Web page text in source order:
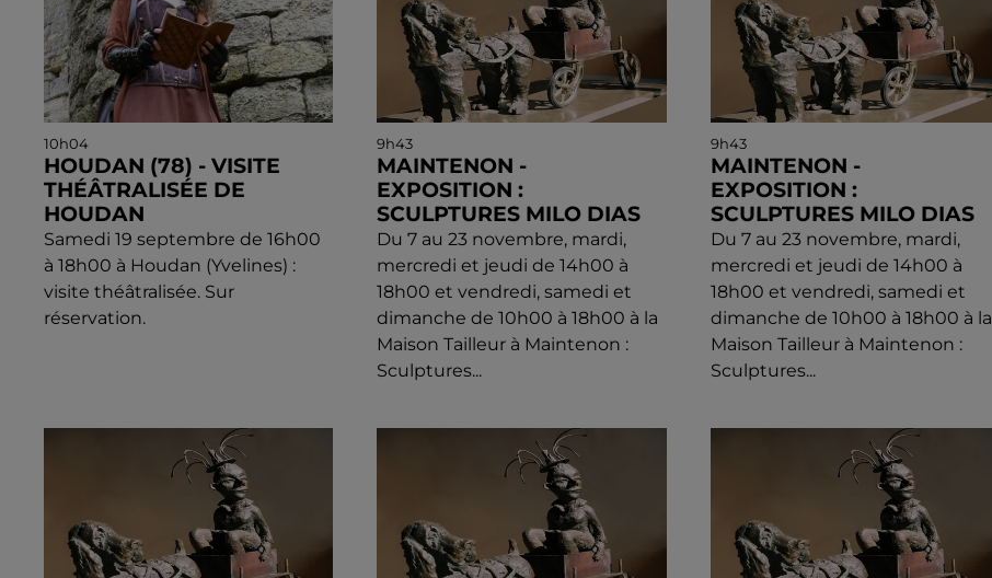
10h04
HOUDAN (78) - VISITE
THÉÂTRALISÉE DE
HOUDAN
Samedi 19 septembre de 16h00
à 18h00 à Houdan (Yvelines) :
visite théâtralisée. Sur
réservation.
9h43
MAINTENON -
EXPOSITION :
SCULPTURES MILO DIAS
Du 7 au 23 novembre, mardi,
mercredi et jeudi de 14h00 à
18h00 et vendredi, samedi et
dimanche de 10h00 à 18h00 à la
Maison Tailleur à Maintenon :
Sculptures...
9h43
MAINTENON -
EXPOSITION :
SCULPTURES MILO DIAS
Du 7 au 23 novembre, mardi,
mercredi et jeudi de 14h00 à
18h00 et vendredi, samedi et
dimanche de 10h00 à 18h00 à la
Maison Tailleur à Maintenon :
Sculptures...